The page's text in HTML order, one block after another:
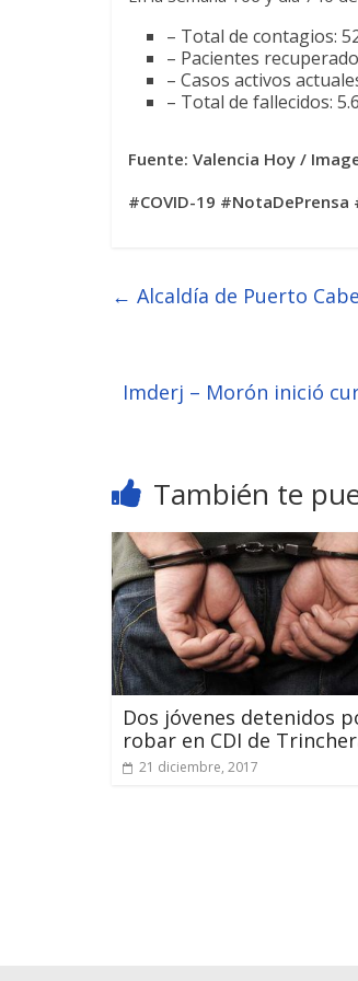
– Total de contagios:
– Pacientes
– Casos activos
– Total de fallecidos:
Fuente: Valencia Hoy /
#COVID-19
← Alcaldía de Puerto
Imderj – Morón inició
También te
Dos jóvenes detenidos
robar en CDI de
21 diciembre, 2017